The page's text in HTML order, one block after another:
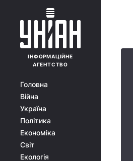
ІНФОРМАЦІЙНЕ
АГЕНТСТВО
Головна
Війна
Україна
Політика
Економіка
Світ
Екологія